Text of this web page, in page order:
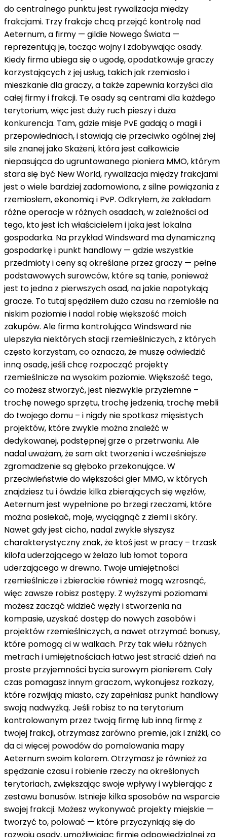
do centralnego punktu jest rywalizacja między
frakcjami. Trzy frakcje chcą przejąć kontrolę nad
Aeternum, a firmy — gildie Nowego Świata —
reprezentują je, tocząc wojny i zdobywając osady.
Kiedy firma ubiega się o ugodę, opodatkowuje graczy
korzystających z jej usług, takich jak rzemiosło i
mieszkanie dla graczy, a także zapewnia korzyści dla
całej firmy i frakcji. Te osady są centrami dla każdego
terytorium, więc jest duży ruch pieszy i duża
konkurencja. Tam, gdzie misje PvE gadają o magii i
przepowiedniach, i stawiają cię przeciwko ogólnej złej
sile znanej jako Skażeni, która jest całkowicie
niepasująca do ugruntowanego pioniera MMO, którym
stara się być New World, rywalizacja między frakcjami
jest o wiele bardziej zadomowiona, z silne powiązania z
rzemiosłem, ekonomią i PvP. Odkryłem, że zakładam
różne operacje w różnych osadach, w zależności od
tego, kto jest ich właścicielem i jaka jest lokalna
gospodarka. Na przykład Windsward ma dynamiczną
gospodarkę i punkt handlowy — gdzie wszystkie
przedmioty i ceny są określane przez graczy — pełne
podstawowych surowców, które są tanie, ponieważ
jest to jedna z pierwszych osad, na jakie napotykają
gracze. To tutaj spędziłem dużo czasu na rzemiośle na
niskim poziomie i nadal robię większość moich
zakupów. Ale firma kontrolująca Windsward nie
ulepszyła niektórych stacji rzemieślniczych, z których
często korzystam, co oznacza, że ​​muszę odwiedzić
inną osadę, jeśli chcę rozpocząć projekty
rzemieślnicze na wysokim poziomie. Większość tego,
co możesz stworzyć, jest niezwykle przyziemne –
trochę nowego sprzętu, trochę jedzenia, trochę mebli
do twojego domu – i nigdy nie spotkasz mięsistych
projektów, które zwykle można znaleźć w
dedykowanej, podstępnej grze o przetrwaniu. Ale
nadal uważam, że sam akt tworzenia i wcześniejsze
zgromadzenie są głęboko przekonujące. W
przeciwieństwie do większości gier MMO, w których
znajdziesz tu i ówdzie kilka zbierających się węzłów,
Aeternum jest wypełnione po brzegi rzeczami, które
można posiekać, moje, wyciągnąć z ziemi i skóry.
Nawet gdy jest cicho, nadal zwykle słyszysz
charakterystyczny znak, że ktoś jest w pracy – trzask
kilofa uderzającego w żelazo lub łomot topora
uderzającego w drewno. Twoje umiejętności
rzemieślnicze i zbierackie również mogą wzrosnąć,
więc zawsze robisz postępy. Z wyższymi poziomami
możesz zacząć widzieć węzły i stworzenia na
kompasie, uzyskać dostęp do nowych zasobów i
projektów rzemieślniczych, a nawet otrzymać bonusy,
które pomogą ci w walkach. Przy tak wielu różnych
metrach i umiejętnościach łatwo jest stracić dzień na
proste przyjemności bycia surowym pionierem. Cały
czas pomagasz innym graczom, wykonujesz rozkazy,
które rozwijają miasto, czy zapełniasz punkt handlowy
swoją nadwyżką. Jeśli robisz to na terytorium
kontrolowanym przez twoją firmę lub inną firmę z
twojej frakcji, otrzymasz zarówno premie, jak i zniżki, co
da ci więcej powodów do pomalowania mapy
Aeternum swoim kolorem. Otrzymasz je również za
spędzanie czasu i robienie rzeczy na określonych
terytoriach, zwiększając swoje wpływy i wybierając z
zestawu bonusów. Istnieje kilka sposobów na wsparcie
swojej frakcji. Możesz wykonywać projekty miejskie —
tworzyć to, polować — które przyczyniają się do
rozwoju osady, umożliwiając firmie odpowiedzialnej za